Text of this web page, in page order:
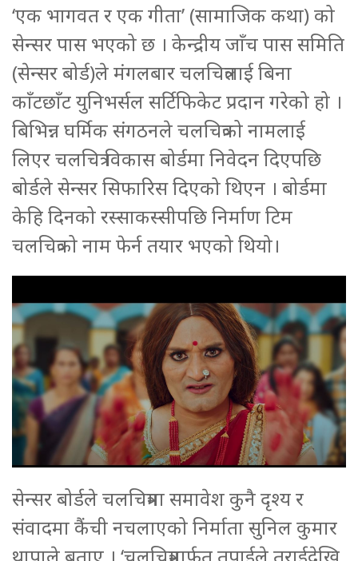
‘एक भागवत र एक गीता’ (सामाजिक कथा) को
सेन्सर पास भएको छ । केन्द्रीय जाँच पास समिति
(सेन्सर बोर्ड)ले मंगलबार चलचित्रलाई बिना
काँटछाँट युनिभर्सल सर्टिफिकेट प्रदान गरेको हो ।
बिभिन्न घर्मिक संगठनले चलचित्रको नामलाई
लिएर चलचित्र विकास बोर्डमा निवेदन दिएपछि
बोर्डले सेन्सर सिफारिस दिएको थिएन । बोर्डमा
केहि दिनको रस्साकस्सीपछि निर्माण टिम
चलचित्रको नाम फेर्न तयार भएको थियो।
सेन्सर बोर्डले चलचित्रमा समावेश कुनै दृश्य र
संवादमा कैंची नचलाएको निर्माता सुनिल कुमार
थापाले बताए । ‘चलचित्रमार्फत तपाईले तराईदेखि